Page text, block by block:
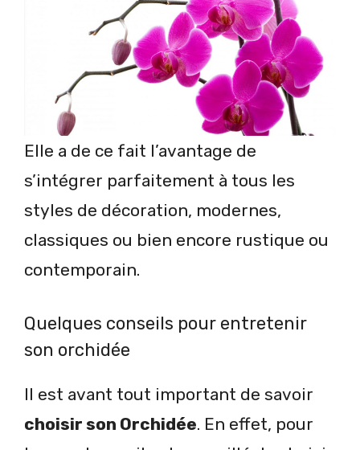
Elle a de ce fait l’avantage de
s’intégrer parfaitement à tous les
styles de décoration, modernes,
classiques ou bien encore rustique ou
contemporain.
Quelques conseils pour entretenir
son orchidée
Il est avant tout important de savoir
choisir son Orchidée. En effet, pour